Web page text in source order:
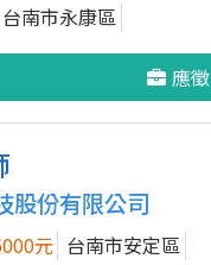
台南市永康區
應徵
股份有限公司
元 台南市安定區